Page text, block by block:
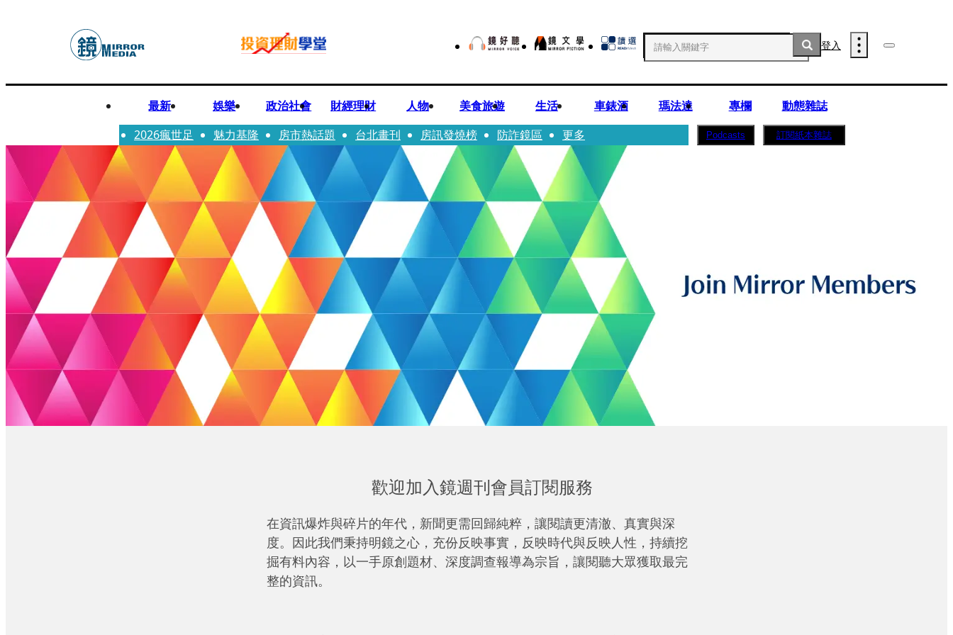
登入
最新 娛樂 政治社會 財經理財 人物 美食旅遊 生活 車錶酒 瑪法達 專欄
動態雜誌
2026瘋世足
魅力基隆 房市熱話題 台北畫刊 房訊發燒榜 防詐鏡區 更多 Podcasts 訂閱紙本雜誌
歡迎加入鏡週刊會員訂閱服務
在資訊爆炸與碎片的年代，新聞更需回歸純粹，讓閱讀更清澈、真實與深
度。因此我們秉持明鏡之心，充份反映事實，反映時代與反映人性，持續挖
掘有料內容，以一手原創題材、深度調查報導為宗旨，讓閱聽大眾獲取最完
整的資訊。